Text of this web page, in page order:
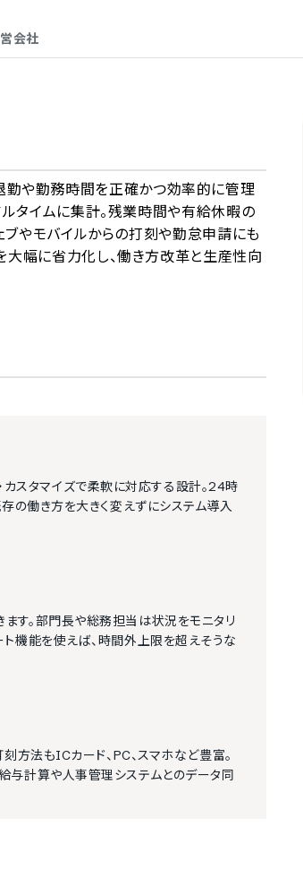
会社
勤や勤務時間を正確かつ効率的に管理
タイムに集計。残業時間や有給休暇の
ブやモバイルからの打刻や勤怠申請にも
幅に省力化し、働き方改革と生産性向
スタマイズで柔軟に対応する設計。24時
の働き方を大きく変えずにシステム導入
す。部門長や総務担当は状況をモニタリ
機能を使えば、時間外上限を超えそうな
方法もICカード、PC、スマホなど豊富。
与計算や人事管理システムとのデータ同